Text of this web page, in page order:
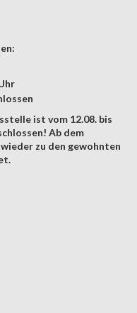
ist vom 12.08. bis
Ab dem
zu den gewohnten